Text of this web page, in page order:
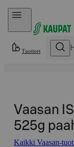
Hyppää sisältöön
Tuotteet
Vaasan
525g
Kaikki Vaasan-